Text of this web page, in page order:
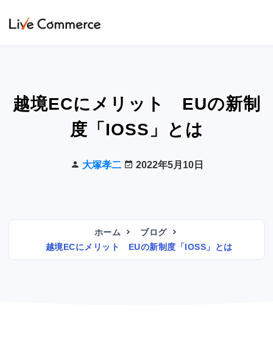
越境ECにメリット EUの新制
度「IOSS」とは
大塚孝二 2022年5月10日
ホーム
ブログ
越境ECにメリット EUの新制度「IOSS」とは